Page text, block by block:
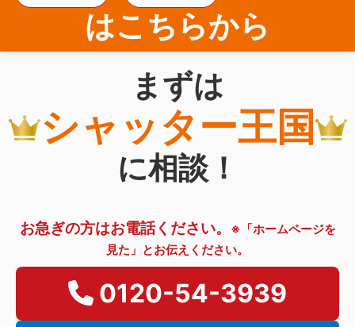
はこちらから
まずは
シャッター王国
に相談！
お急ぎの方はお電話ください。
※「ホームページを
見た」とお伝えください。
0120-54-3939